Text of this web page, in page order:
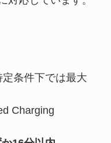
条件下では最大
Charging